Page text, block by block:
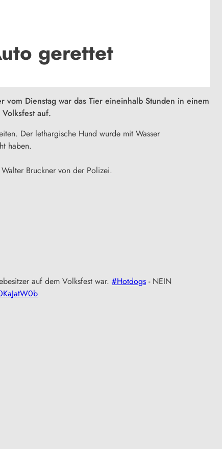
gerettet
Dienstag war das Tier eineinhalb Stunden in einem
auf.
Der lethargische Hund wurde mit Wasser
haben.
Bruckner von der Polizei.
auf dem Volksfest war. #Hotdogs - NEIN